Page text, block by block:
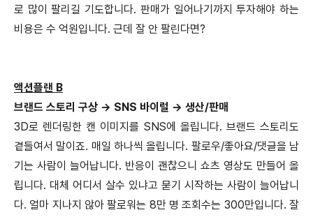
로 많이 팔리길 기도합니다. 판매가 일어나기까지 투자해야 하는
비용은 수 억원입니다. 근데 잘 안 팔린다면?
액션플랜 B
브랜드 스토리 구상 → SNS 바이럴 → 생산/판매
3D로 렌더링한 캔 이미지를 SNS에 올립니다. 브랜드 스토리도
곁들여서 말이죠. 매일 하나씩 올립니다. 팔로우/좋아요/댓글을 남
기는 사람이 늘어납니다. 반응이 괜찮으니 쇼츠 영상도 만들어 올
립니다. 대체 어디서 살수 있냐고 묻기 시작하는 사람이 늘어납니
다. 얼마 지나지 않아 팔로워는 8만 명 조회수는 300만입니다. 잘